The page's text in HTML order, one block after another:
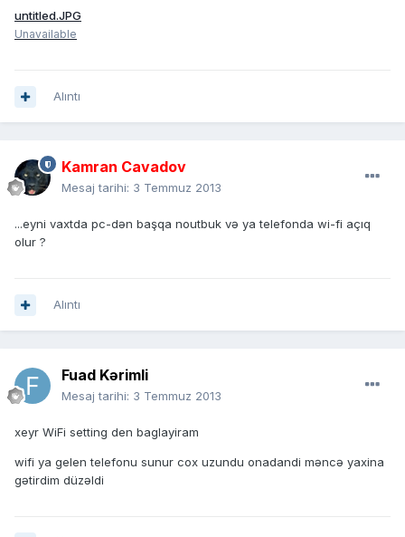
untitled.JPG
Unavailable
Alıntı
Kamran Cavadov
Mesaj tarihi: 3 Temmuz 2013
...eyni vaxtda pc-dən başqa noutbuk və ya telefonda wi-fi açıq
olur ?
Alıntı
Fuad Kərimli
Mesaj tarihi: 3 Temmuz 2013
xeyr WiFi setting den baglayiram
wifi ya gelen telefonu sunur cox uzundu onadandi məncə yaxina
gətirdim düzəldi